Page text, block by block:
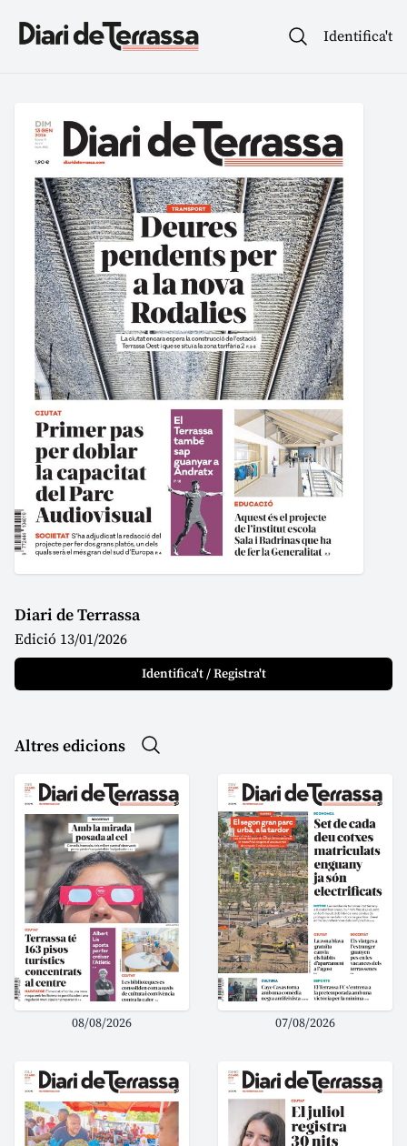
Identifica't
Diari de Terrassa
Edició 13/01/2026
Identifica't / Registra't
Altres edicions
08/08/2026 07/08/2026